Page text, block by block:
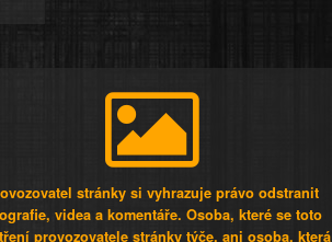
stránky si vyhrazuje právo odstranit
videa a komentáře. Osoba, které se toto
provozovatele stránky týče, ani osoba, která